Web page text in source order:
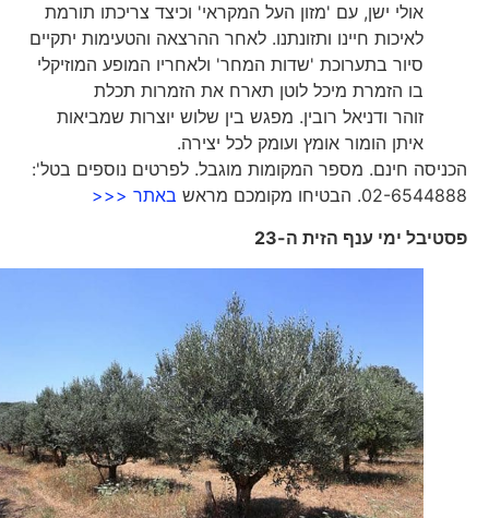
אולי ישן, עם 'מזון העל המקראי' וכיצד צריכתו תורמת
לאיכות חיינו ותזונתנו. לאחר ההרצאה והטעימות יתקיים
סיור בתערוכת 'שדות המחר' ולאחריו המופע המוזיקלי
בו הזמרת מיכל לוטן תארח את הזמרות תכלת
זוהר ודניאל רובין. מפגש בין שלוש יוצרות שמביאות
איתן הומור אומץ ועומק לכל יצירה.
הכניסה חינם. מספר המקומות מוגבל. לפרטים נוספים בטל':
02-6544888. הבטיחו מקומכם מראש
באתר <<<
פסטיבל ימי ענף הזית ה-23